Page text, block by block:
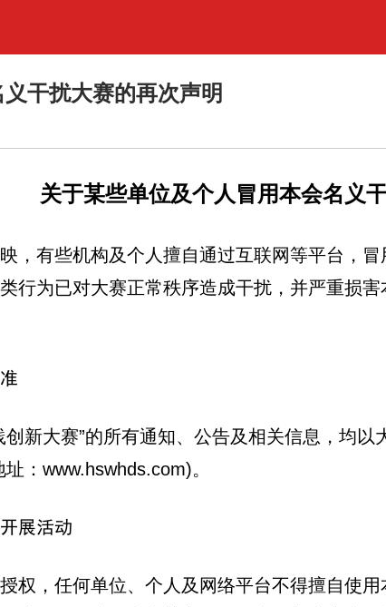
干扰大赛的再次声明
关于某些单位及个人冒用本会名义
，有些机构及个人擅自通过互联网等平台，
行为已对大赛正常秩序造成干扰，并严重损
新大赛”的所有通知、公告及相关信息，均
：www.hswhds.com)。
展活动
权，任何单位、个人及网络平台不得擅自使